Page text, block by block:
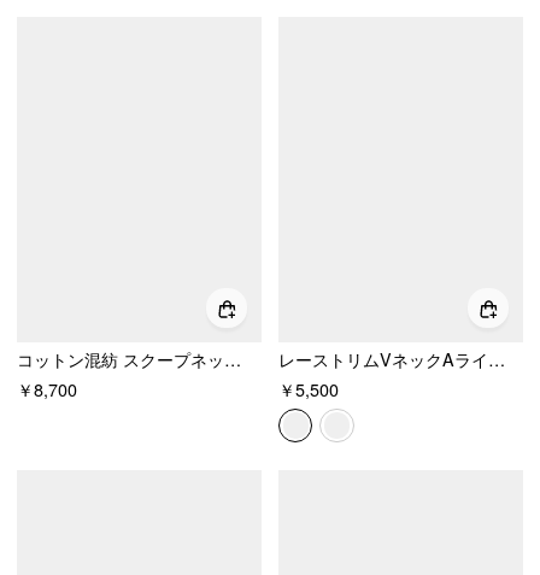
コットン混紡 スクープネック 蝶結び オーバーサイズ ベビードール ミニドレス
￥8,700
レーストリムVネックAラインミニドレス
￥5,500